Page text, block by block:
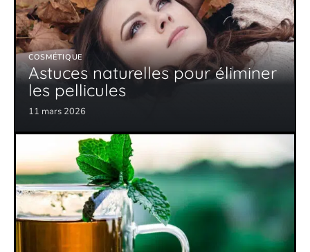
COSMÉTIQUE
Astuces naturelles pour éliminer
les pellicules
11 mars 2026